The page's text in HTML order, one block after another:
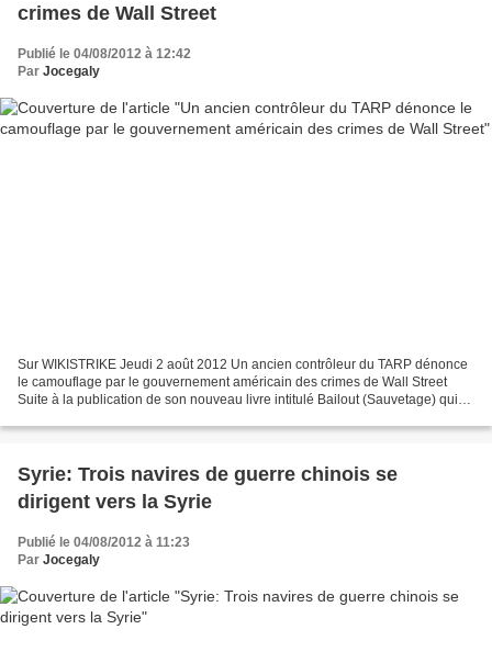
crimes de Wall Street
Publié le 04/08/2012 à 12:42
Par Jocegaly
Sur WIKISTRIKE Jeudi 2 août 2012 Un ancien contrôleur du TARP dénonce
le camouflage par le gouvernement américain des crimes de Wall Street
Suite à la publication de son nouveau livre intitulé Bailout (Sauvetage) qui
Syrie: Trois navires de guerre chinois se
dirigent vers la Syrie
Publié le 04/08/2012 à 11:23
Par Jocegaly